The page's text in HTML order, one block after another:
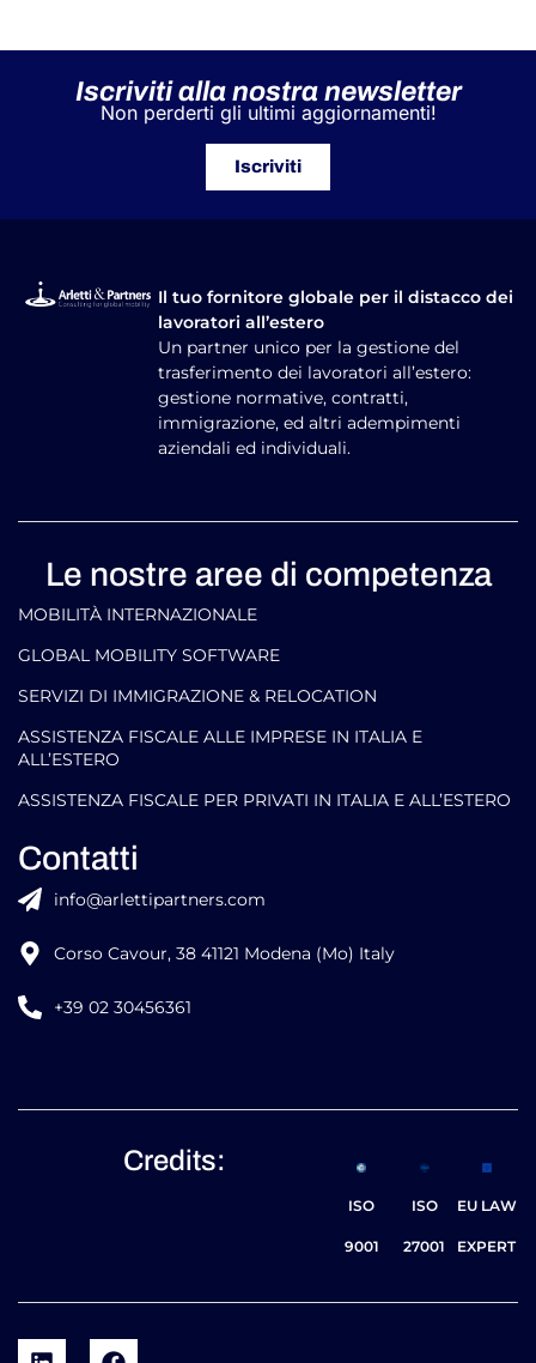
Iscriviti alla nostra newsletter
Non perderti gli ultimi aggiornamenti!
Iscriviti
Il tuo fornitore globale per il distacco dei
lavoratori all’estero
Un partner unico per la gestione del
trasferimento dei lavoratori all’estero:
gestione normative, contratti,
immigrazione, ed altri adempimenti
aziendali ed individuali.
Le nostre aree di competenza
MOBILITÀ INTERNAZIONALE
GLOBAL MOBILITY SOFTWARE​
SERVIZI DI IMMIGRAZIONE & RELOCATION
ASSISTENZA FISCALE ALLE IMPRESE IN ITALIA E
ALL’ESTERO
ASSISTENZA FISCALE PER PRIVATI IN ITALIA E ALL’ESTERO
Contatti
info@arlettipartners.com
Corso Cavour, 38 41121 Modena (Mo) Italy
+39 02 30456361
Credits:
ISO
9001
ISO
27001
EU LAW
EXPERT